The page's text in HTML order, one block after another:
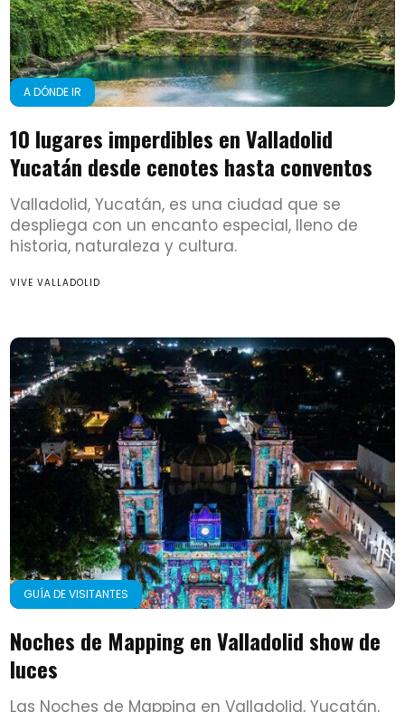
A DÓNDE IR
10 lugares imperdibles en Valladolid
Yucatán desde cenotes hasta conventos
Valladolid, Yucatán, es una ciudad que se
despliega con un encanto especial, lleno de
historia, naturaleza y cultura.
VIVE VALLADOLID
GUÍA DE VISITANTES
Noches de Mapping en Valladolid show de
luces
Las Noches de Mapping en Valladolid, Yucatán,